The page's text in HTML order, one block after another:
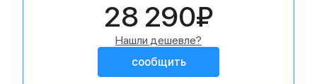
28 290₽
Нашли дешевле?
сообщить